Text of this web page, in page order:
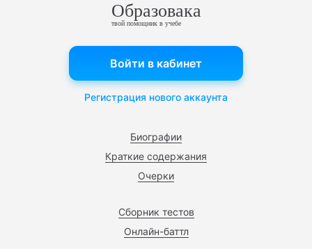
Образовака
твой помощник в учебе
Биографии
Краткие содержания
Очерки
Сборник тестов
Онлайн-баттл
Войти в кабинет
Регистрация нового аккаунта